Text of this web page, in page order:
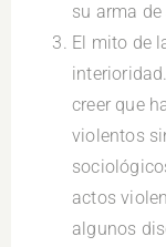
su arma
El mito de
creer que
violentos
actos
algunos